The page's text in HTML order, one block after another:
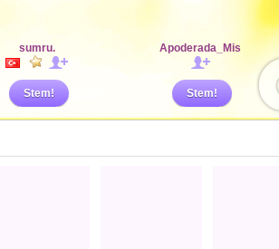
sumru.
Stem!
Apoderada_Mis
Stem!